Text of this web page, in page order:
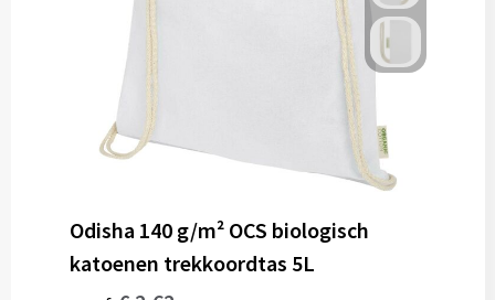
Odisha 140 g/m² OCS biologisch
katoenen trekkoordtas 5L